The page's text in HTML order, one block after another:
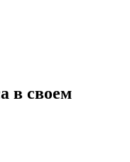
в своем